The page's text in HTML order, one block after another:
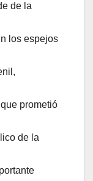
de la
los espejos
prometió
de la